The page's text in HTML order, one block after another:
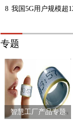
8
专题
智慧工厂产品专题